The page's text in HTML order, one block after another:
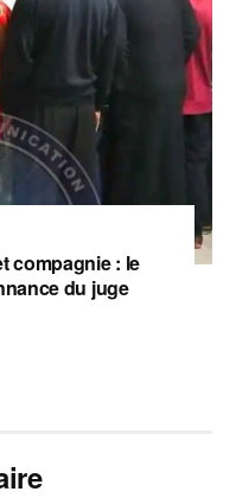
compagnie : le
du juge